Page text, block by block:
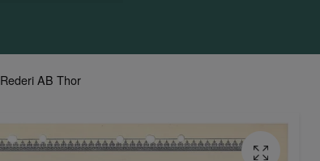
Rederi AB Thor